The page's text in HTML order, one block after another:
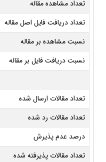
تعداد مشاهده مقاله
تعداد دریافت فایل اصل مقاله
نسبت مشاهده بر مقاله
نسبت دریافت فایل بر مقاله
تعداد مقالات ارسال شده
تعداد مقالات رد شده
درصد عدم پذیرش
تعداد مقالات پذیرفته شده